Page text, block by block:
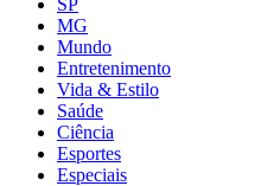
MG
Mundo
Entretenimento
Vida & Estilo
Saúde
Ciência
Esportes
Especiais